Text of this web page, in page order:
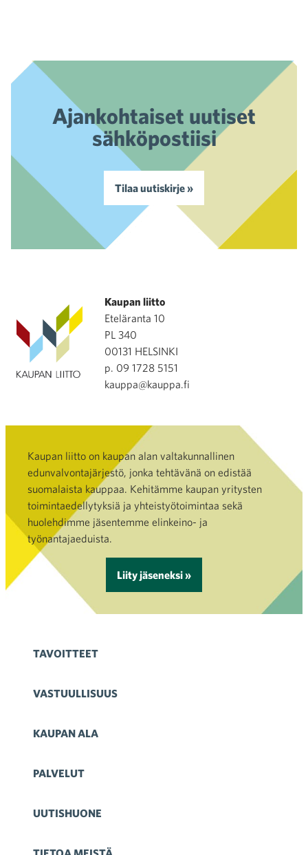
Ajankohtaiset uutiset
sähköpostiisi
Tilaa uutiskirje »
Kaupan liitto
Eteläranta 10
PL 340
00131 HELSINKI
p. 09 1728 5151
kauppa@kauppa.fi
Kaupan liitto on kaupan alan valtakunnallinen
edunvalvontajärjestö, jonka tehtävänä on edistää
suomalaista kauppaa. Kehitämme kaupan yritysten
toimintaedellytyksiä ja yhteistyötoimintaa sekä
huolehdimme jäsentemme elinkeino- ja
työnantajaeduista.
Liity jäseneksi »
TAVOITTEET
VASTUULLISUUS
KAUPAN ALA
PALVELUT
UUTISHUONE